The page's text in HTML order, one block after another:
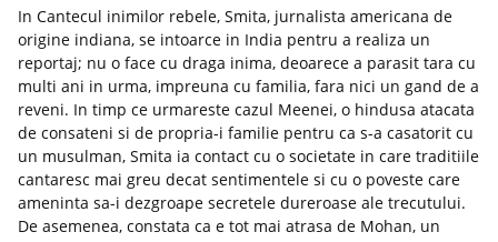
In Cantecul inimilor rebele, Smita, jurnalista americana de
origine indiana, se intoarce in India pentru a realiza un
reportaj; nu o face cu draga inima, deoarece a parasit tara cu
multi ani in urma, impreuna cu familia, fara nici un gand de a
reveni. In timp ce urmareste cazul Meenei, o hindusa atacata
de consateni si de propria-i familie pentru ca s-a casatorit cu
un musulman, Smita ia contact cu o societate in care traditiile
cantaresc mai greu decat sentimentele si cu o poveste care
ameninta sa-i dezgroape secretele dureroase ale trecutului.
De asemenea, constata ca e tot mai atrasa de Mohan, un